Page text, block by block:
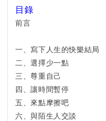
目錄
前言
一、寫下人生的快樂結局
二、選擇少一點
三、尊重自己
四、讓時間暫停
五、來點摩擦吧
六、與陌生人交談